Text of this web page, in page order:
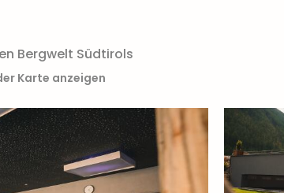
Bergwelt Südtirols
Karte anzeigen